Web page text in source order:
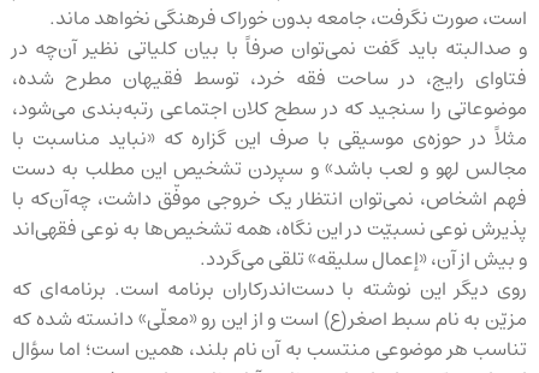
است، صورت نگرفت، جامعه بدون خوراک فرهنگی نخواهد ماند.
و صدالبته باید گفت نمی‌توان صرفاً با بیان کلیاتی نظیر آن‌چه در
فتاوای رایج، در ساحت فقه خرد، توسط فقیهان مطرح شده،
موضوعاتی را سنجید که در سطح کلان اجتماعی رتبه‌بندی می‌شود،
مثلاً در حوزه‌ی موسیقی با صرف این گزاره که «نباید مناسبت با
مجالس لهو و لعب باشد» و سپردن تشخیص این مطلب به دست
فهم اشخاص، نمی‌توان انتظار یک خروجی موفّق داشت، چه‌آن‌که با
پذیرش نوعی نسبیّت در این نگاه، همه تشخیص‌ها به نوعی فقهی‌اند
و بیش از آن، «إعمال سلیقه» تلقی می‌گردد.
روی دیگر این نوشته با دست‌اندرکاران برنامه است. برنامه‌ای که
مزیّن به نام سبط اصغر(ع) است و از این رو «معلّی» دانسته شده که
تناسب هر موضوعی منتسب به آن نام بلند، همین است؛ اما سؤال